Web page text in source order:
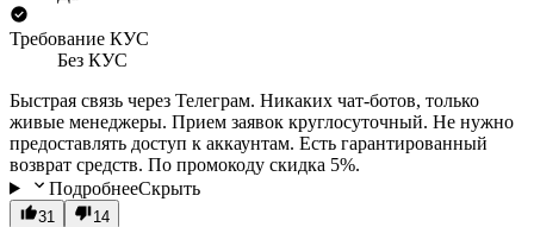
Требование КУС
Без КУС
Быстрая связь через Телеграм. Никаких чат-ботов, только
живые менеджеры. Прием заявок круглосуточный. Не нужно
предоставлять доступ к аккаунтам. Есть гарантированный
возврат средств. По промокоду скидка 5%.
ПодробнееСкрыть
31 14